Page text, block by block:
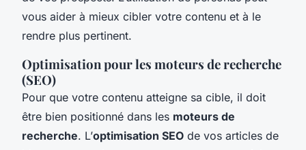
vous aider à mieux cibler votre contenu et à le
rendre plus pertinent.
Optimisation pour les moteurs de recherche
(SEO)
Pour que votre contenu atteigne sa cible, il doit
être bien positionné dans les moteurs de
recherche. L’optimisation SEO de vos articles de